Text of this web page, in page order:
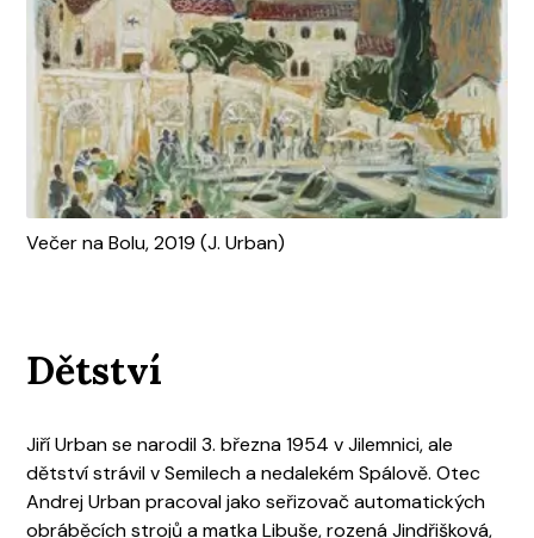
Večer na Bolu, 2019 (J. Urban)
Dětství
Jiří Urban se narodil 3. března 1954 v Jilemnici, ale
dětství strávil v Semilech a nedalekém Spálově. Otec
Andrej Urban pracoval jako seřizovač automatických
obráběcích strojů a matka Libuše, rozená Jindřišková,